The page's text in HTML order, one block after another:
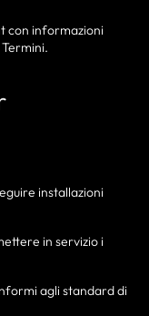
con informazioni
installazioni
in servizio i
agli standard di